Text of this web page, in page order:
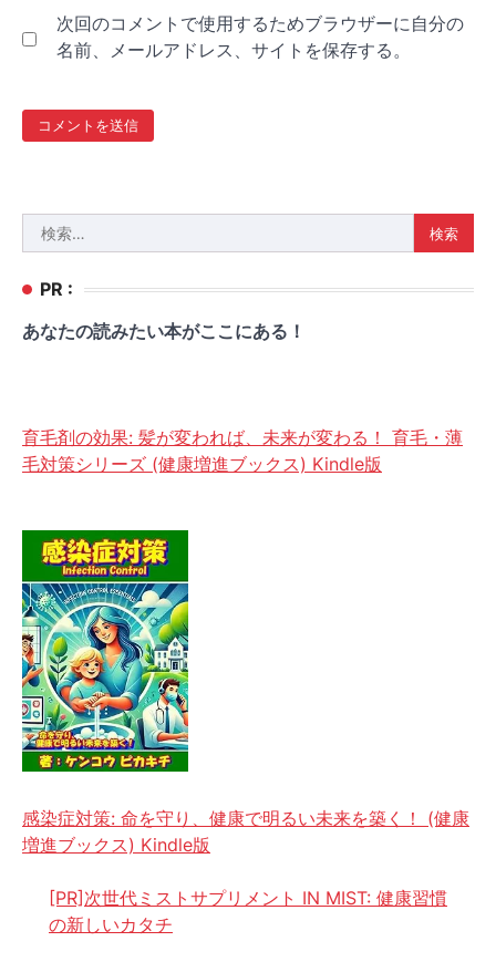
次回のコメントで使用するためブラウザーに自分の
名前、メールアドレス、サイトを保存する。
索:
PR :
あなたの読みたい本がここにある！
育毛剤の効果: 髪が変われば、未来が変わる！ 育毛・薄
毛対策シリーズ (健康増進ブックス) Kindle版
感染症対策: 命を守り、健康で明るい未来を築く！ (健康
増進ブックス) Kindle版
[PR]次世代ミストサプリメント IN MIST: 健康習慣
の新しいカタチ